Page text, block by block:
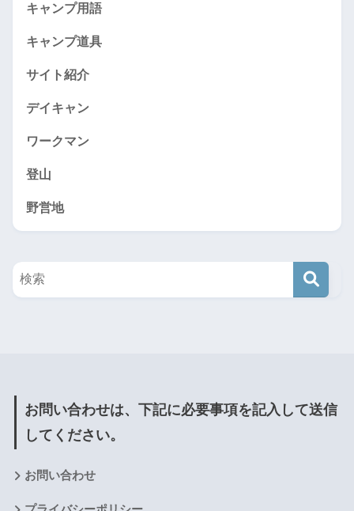
キャンプ用語
キャンプ道具
サイト紹介
デイキャン
ワークマン
登山
野営地
お問い合わせは、下記に必要事項を記入して送信
してください。
お問い合わせ